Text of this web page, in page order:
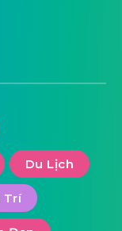
Du Lịch
Trí